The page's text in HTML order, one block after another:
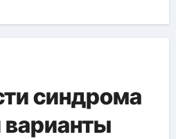
синдрома